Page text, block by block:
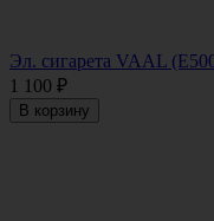
Эл. сигарета VAAL
1 100 ₽
В корзину